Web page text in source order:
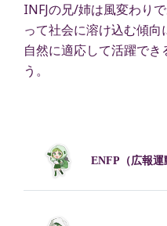
INFJの兄/姉は風変わり
って社会に溶け込む傾
自然に適応して活躍でき
う。
ENFP （広報